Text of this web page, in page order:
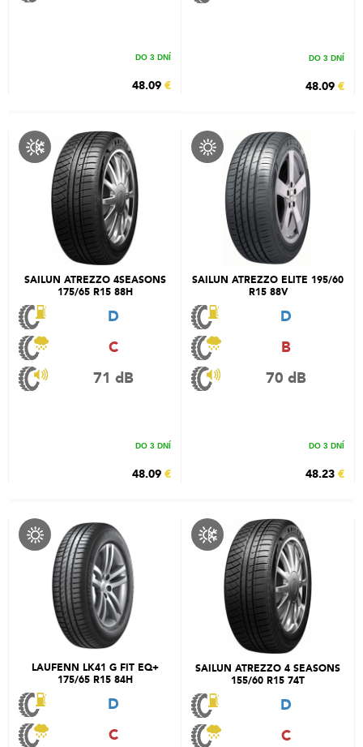
DO 3 DNÍ
48.09 €
DO 3 DNÍ
48.09 €
SAILUN ATREZZO 4SEASONS
175/65 R15 88H
D
C
71 dB
DO 3 DNÍ
48.09 €
SAILUN ATREZZO ELITE 195/60
R15 88V
D
B
70 dB
DO 3 DNÍ
48.23 €
LAUFENN LK41 G FIT EQ+
175/65 R15 84H
D
C
SAILUN ATREZZO 4 SEASONS
155/60 R15 74T
D
C